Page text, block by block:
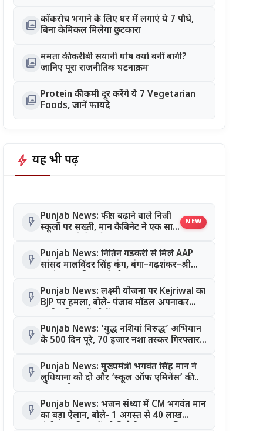
photo_library कॉकरोच भगाने के लिए घर में लगाएं ये 7 पौधे,
बिना केमिकल मिलेगा छुटकारा
photo_library ममता की करीबी सयानी घोष क्यों बनीं बागी?
जानिए पूरा राजनीतिक घटनाक्रम
photo_library Protein की कमी दूर करेंगे ये 7 Vegetarian
Foods, जानें फायदे
bolt यह भी पढ़ें
flash_on Punjab News: फीस बढ़ाने वाले निजी
स्कूलों पर सख्ती, मान कैबिनेट ने एक साथ
NEW
flash_on Punjab News: नितिन गडकरी से मिले AAP
सांसद मालविंदर सिंह कंग, बंगा–गढ़शंकर–श्री
बनाने की उठाई मांग
flash_on Punjab News: लक्ष्मी योजना पर Kejriwal का
BJP पर हमला, बोले- पंजाब मॉडल अपनाकर
flash_on Punjab News: ‘युद्ध नशियां विरुद्ध’ अभियान
के 500 दिन पूरे, 70 हजार नशा तस्कर गिरफ्तार;
flash_on Punjab News: मुख्यमंत्री भगवंत सिंह मान ने
लुधियाना को दो और ‘स्कूल ऑफ एमिनेंस’ की
flash_on Punjab News: भजन संध्या में CM भगवंत मान
का बड़ा ऐलान, बोले- 1 अगस्त से 40 लाख